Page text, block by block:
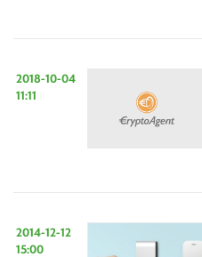
2018-10-04
11:11
2014-12-12
15:00